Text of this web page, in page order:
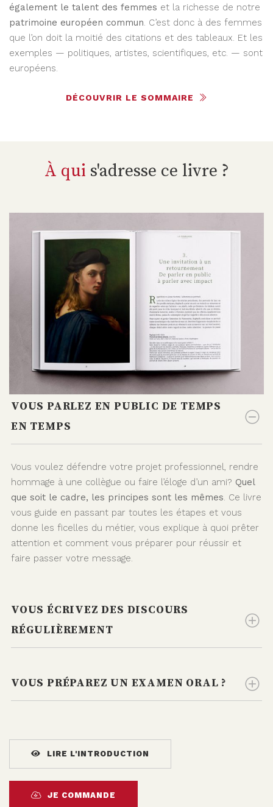
également le talent des femmes et la richesse de notre
patrimoine européen commun. C’est donc à des femmes
que l’on doit la moitié des citations et des tableaux. Et les
exemples — politiques, artistes, scientifiques, etc. — sont
européens.
DÉCOUVRIR LE SOMMAIRE
À qui s'adresse ce livre ?
VOUS PARLEZ EN PUBLIC DE TEMPS
EN TEMPS
Vous voulez défendre votre projet professionnel, rendre
hommage à une collègue ou faire l’éloge d’un ami? Quel
que soit le cadre, les principes sont les mêmes. Ce livre
vous guide en passant par toutes les étapes et vous
donne les ficelles du métier, vous explique à quoi prêter
attention et comment vous préparer pour réussir et
faire passer votre message.
VOUS ÉCRIVEZ DES DISCOURS
RÉGULIÈREMENT
VOUS PRÉPAREZ UN EXAMEN ORAL ?
LIRE L'INTRODUCTION
JE COMMANDE